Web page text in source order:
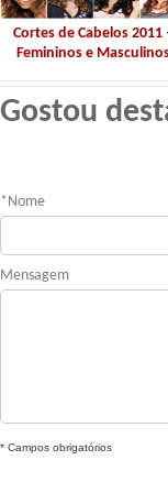
Cortes de Cabelos 2011
Femininos e
Gostou
* Nome
Mensagem
* Campos obrigatórios